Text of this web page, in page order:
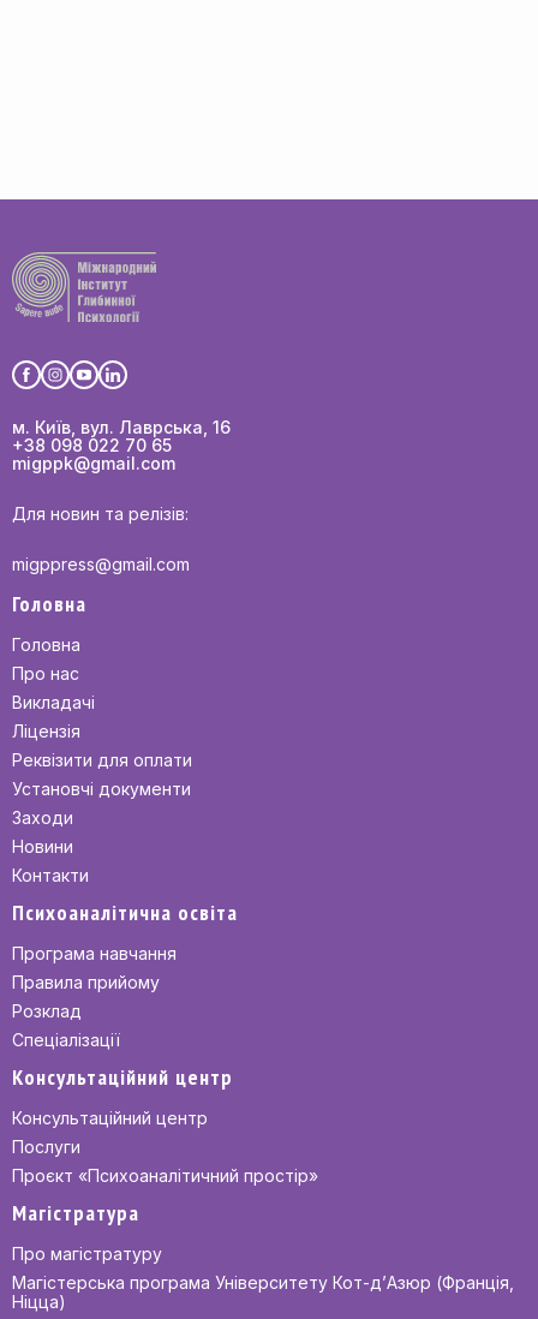
м. Київ, вул. Лаврська, 16
+38 098 022 70 65
migppk@gmail.com
Для новин та релізів:
migppress@gmail.com
Головна
Головна
Про нас
Викладачі
Ліцензія
Реквізити для оплати
Установчі документи
Заходи
Новини
Контакти
Психоаналітична освіта
Програма навчання
Правила прийому
Розклад
Спеціалізації
Консультаційний центр
Консультаційний центр
Послуги
Проєкт «Психоаналітичний простір»
Магістратура
Про магістратуру
Магістерська програма Університету Кот-д’Азюр (Франція,
Ніцца)